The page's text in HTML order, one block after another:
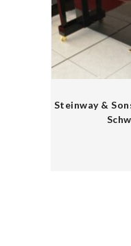
Steinway &